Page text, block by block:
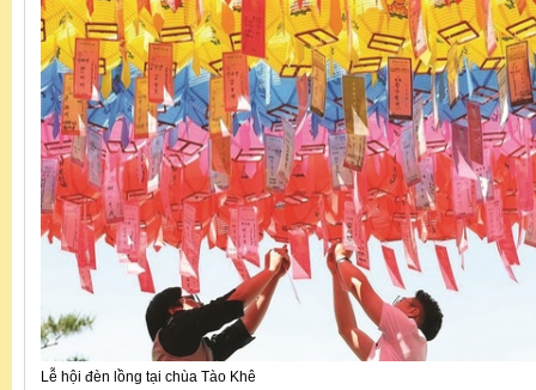
Lễ hội đèn lồng tại chùa Tào Khê